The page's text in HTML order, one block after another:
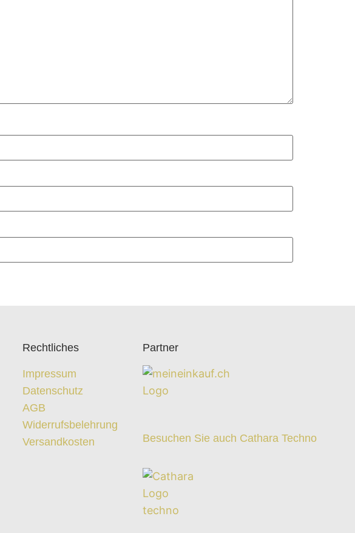
Rechtliches
Impressum
Datenschutz
AGB
Widerrufsbelehrung
Versandkosten
Partner
Besuchen Sie auch Cathara Techno